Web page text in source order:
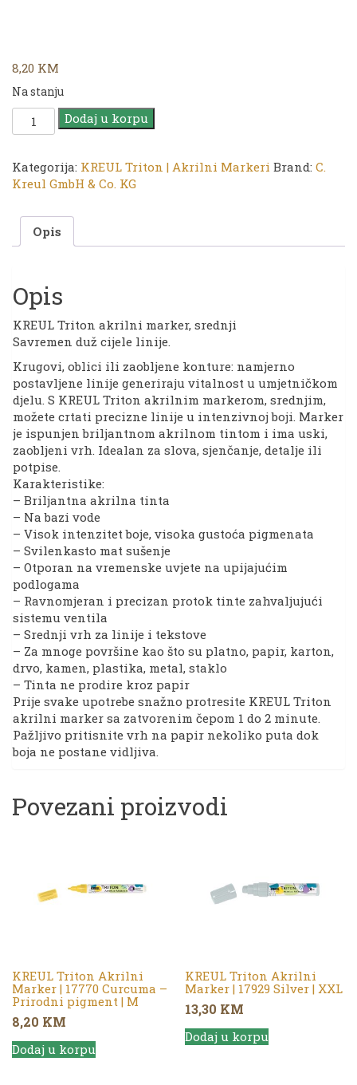
8,20 KM
Na stanju
KREUL
Triton
Marker
|
Permanent
Green
|
količina
Dodaj u korpu
Kategorija: KREUL Triton | Akrilni Markeri Brand: C.
Kreul GmbH & Co. KG
Opis
Opis
KREUL Triton akrilni marker, srednji
Savremen duž cijele linije.
Krugovi, oblici ili zaobljene konture: namjerno
postavljene linije generiraju vitalnost u umjetničkom
djelu. S KREUL Triton akrilnim markerom, srednjim,
možete crtati precizne linije u intenzivnoj boji. Marker
je ispunjen briljantnom akrilnom tintom i ima uski,
zaobljeni vrh. Idealan za slova, sjenčanje, detalje ili
potpise.
Karakteristike:
– Briljantna akrilna tinta
– Na bazi vode
– Visok intenzitet boje, visoka gustoća pigmenata
– Svilenkasto mat sušenje
– Otporan na vremenske uvjete na upijajućim
podlogama
– Ravnomjeran i precizan protok tinte zahvaljujući
sistemu ventila
– Srednji vrh za linije i tekstove
– Za mnoge površine kao što su platno, papir, karton,
drvo, kamen, plastika, metal, staklo
– Tinta ne prodire kroz papir
Prije svake upotrebe snažno protresite KREUL Triton
akrilni marker sa zatvorenim čepom 1 do 2 minute.
Pažljivo pritisnite vrh na papir nekoliko puta dok
boja ne postane vidljiva.
Povezani proizvodi
KREUL Triton Akrilni
Marker | 17770 Curcuma –
Prirodni pigment | M
8,20 KM
Dodaj u korpu
KREUL Triton Akrilni
Marker | 17929 Silver | XXL
13,30 KM
Dodaj u korpu